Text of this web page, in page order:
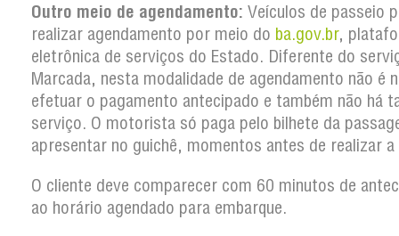
Outro meio de agendamento: Veículos de passeio
realizar agendamento por meio do ba.gov.br,
eletrônica de serviços do Estado. Diferente do
Marcada, nesta modalidade de agendamento não é
efetuar o pagamento antecipado e também não há
serviço. O motorista só paga pelo bilhete da
apresentar no guichê, momentos antes de realizar
O cliente deve comparecer com 60 minutos de
ao horário agendado para embarque.